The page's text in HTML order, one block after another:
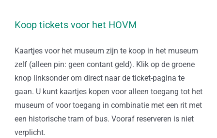
Koop tickets voor het HOVM
Kaartjes voor het museum zijn te koop in het museum
zelf (alleen pin: geen contant geld). Klik op de groene
knop linksonder om direct naar de ticket-pagina te
gaan. U kunt kaartjes kopen voor alleen toegang tot het
museum of voor toegang in combinatie met een rit met
een historische tram of bus. Vooraf reserveren is niet
verplicht.